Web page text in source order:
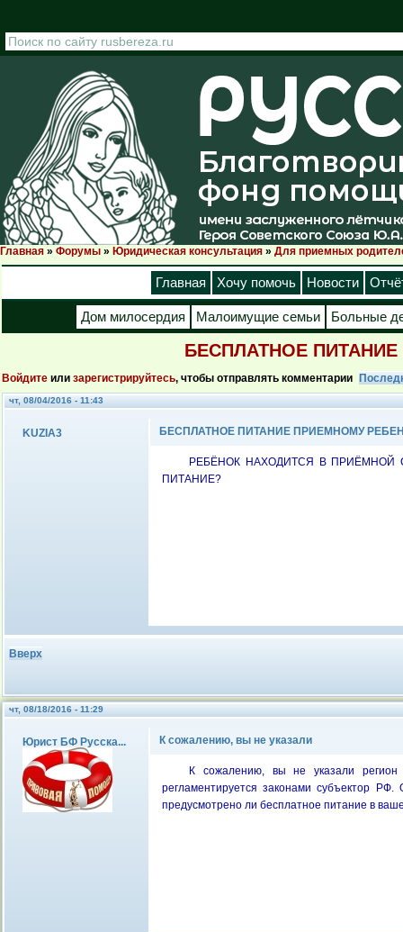
Вы здесь
Главная » Форумы » Юридическая консультация » Для приемных
Главная Хочу помочь Новости
Дом милосердия Малоимущие семьи Больные
БЕСПЛАТНОЕ
Войдите или зарегистрируйтесь, чтобы отправлять комментарии
чт, 08/04/2016 - 11:43
KUZIA3 БЕСПЛАТНОЕ ПИТАНИЕ ПРИЕМНОМУ
РЕБЁНОК НАХОДИТСЯ В
ПИТАНИЕ?
Вверх
чт, 08/18/2016 - 11:29
Юрист БФ Русска... К сожалению, вы не указали
К сожалению, вы не указали регион
регламентируется законами субъектор
предусмотрено ли бесплатное питание в